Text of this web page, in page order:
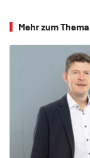
Mehr zum Thema